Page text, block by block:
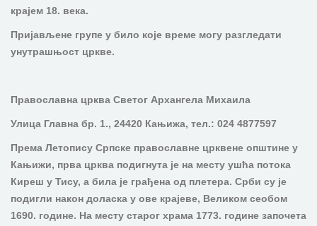
крајем 18. века.
Пријављене групе у било које време могу разгледати
унутрашњост цркве.
Православна црква Светог Архангела Михаила
Улица Главна бр. 1., 24420 Кањижа, тел.: 024 4877597
Према Летопису Српске православне црквене општине у
Кањижи, прва црква подигнута је на месту ушћа потока
Киреш у Тису, а била је грађена од плетера. Срби су је
подигли након доласка у ове крајеве, Великом сеобом
1690. године. На месту старог храма 1773. године започета